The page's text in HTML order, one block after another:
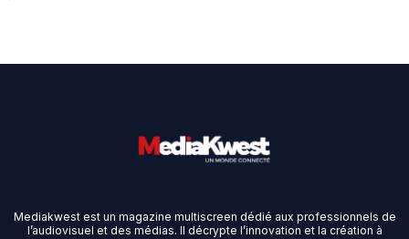
Mediakwest est un magazine multiscreen dédié aux professionnels de
l’audiovisuel et des médias. Il décrypte l’innovation et la création à